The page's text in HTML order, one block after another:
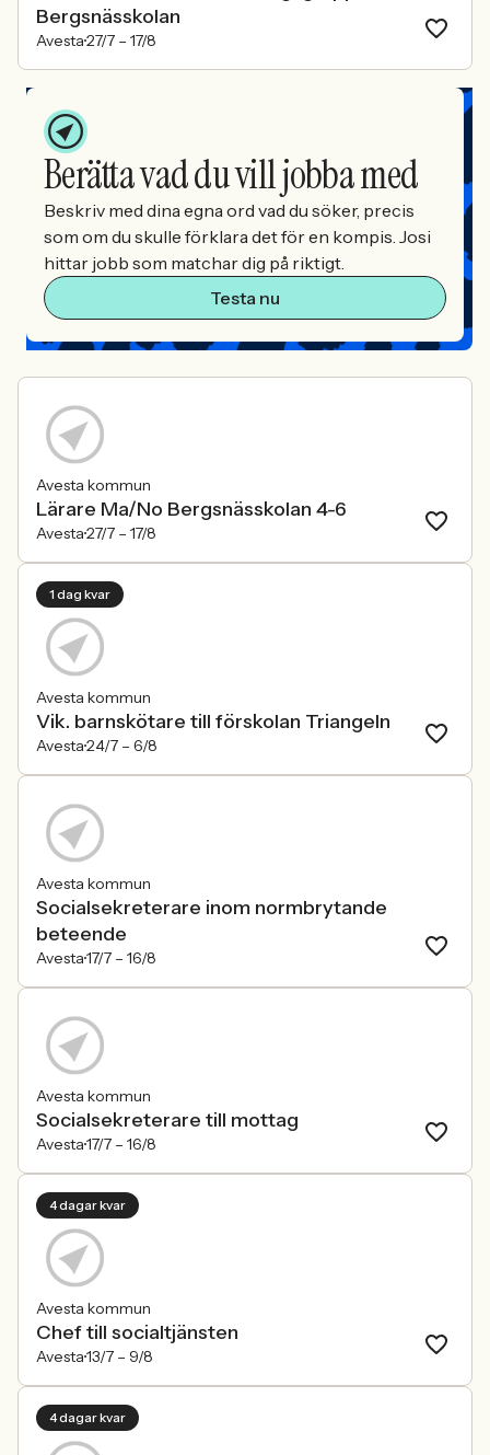
Bergsnässkolan
Avesta27/7 – 17/8
Berätta vad du vill jobba med
Beskriv med dina egna ord vad du söker, precis
som om du skulle förklara det för en kompis. Josi
hittar jobb som matchar dig på riktigt.
Testa nu
Avesta kommun
Lärare Ma/No Bergsnässkolan 4-6
Avesta27/7 – 17/8
1 dag kvar
Avesta kommun
Vik. barnskötare till förskolan Triangeln
Avesta24/7 – 6/8
Avesta kommun
Socialsekreterare inom normbrytande
beteende
Avesta17/7 – 16/8
Avesta kommun
Socialsekreterare till mottag
Avesta17/7 – 16/8
4 dagar kvar
Avesta kommun
Chef till socialtjänsten
Avesta13/7 – 9/8
4 dagar kvar